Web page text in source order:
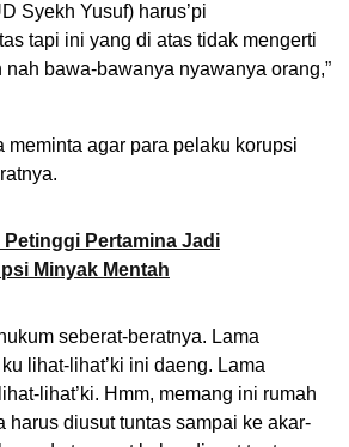
Syekh Yusuf) harus’pi
tapi ini yang di atas tidak mengerti
bawa-bawanya nyawanya orang,”
meminta agar para pelaku korupsi
Petinggi Pertamina Jadi
Minyak Mentah
seberat-beratnya. Lama
lihat-lihat’ki ini daeng. Lama
lihat’ki. Hmm, memang ini rumah
harus diusut tuntas sampai ke akar-